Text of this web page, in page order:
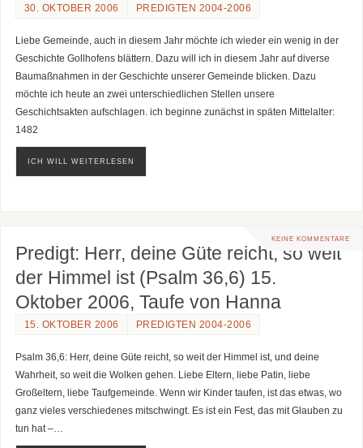
30. OKTOBER 2006 PREDIGTEN 2004-2006
Liebe Gemeinde, auch in diesem Jahr möchte ich wieder ein wenig in der
Geschichte Gollhofens blättern. Dazu will ich in diesem Jahr auf diverse
Baumaßnahmen in der Geschichte unserer Gemeinde blicken. Dazu
möchte ich heute an zwei unterschiedlichen Stellen unsere
Geschichtsakten aufschlagen. ich beginne zunächst in späten Mittelalter:
1482
ICH WILL WEITERLESEN
KEINE KOMMENTARE
Predigt: Herr, deine Güte reicht, so weit
der Himmel ist (Psalm 36,6) 15.
Oktober 2006, Taufe von Hanna
15. OKTOBER 2006 PREDIGTEN 2004-2006
Psalm 36,6: Herr, deine Güte reicht, so weit der Himmel ist, und deine
Wahrheit, so weit die Wolken gehen. Liebe Eltern, liebe Patin, liebe
Großeltern, liebe Taufgemeinde. Wenn wir Kinder taufen, ist das etwas, wo
ganz vieles verschiedenes mitschwingt. Es ist ein Fest, das mit Glauben zu
tun hat –…